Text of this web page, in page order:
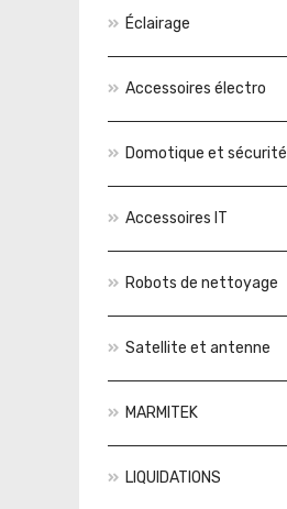
Éclairage
Accessoires électro
Domotique et sécurité
Accessoires IT
Robots de nettoyage
Satellite et antenne
MARMITEK
LIQUIDATIONS